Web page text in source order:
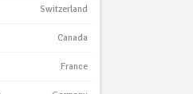
Switzerland
Canada
France